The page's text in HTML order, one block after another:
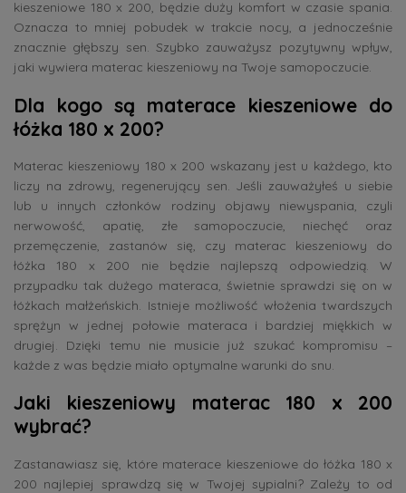
kieszeniowe 180 x 200, będzie duży komfort w czasie spania.
Oznacza to mniej pobudek w trakcie nocy, a jednocześnie
znacznie głębszy sen. Szybko zauważysz pozytywny wpływ,
jaki wywiera materac kieszeniowy na Twoje samopoczucie.
Dla kogo są materace kieszeniowe do
łóżka 180 x 200?
Materac kieszeniowy 180 x 200 wskazany jest u każdego, kto
liczy na zdrowy, regenerujący sen. Jeśli zauważyłeś u siebie
lub u innych członków rodziny objawy niewyspania, czyli
nerwowość, apatię, złe samopoczucie, niechęć oraz
przemęczenie, zastanów się, czy materac kieszeniowy do
łóżka 180 x 200 nie będzie najlepszą odpowiedzią. W
przypadku tak dużego materaca, świetnie sprawdzi się on w
łóżkach małżeńskich. Istnieje możliwość włożenia twardszych
sprężyn w jednej połowie materaca i bardziej miękkich w
drugiej. Dzięki temu nie musicie już szukać kompromisu –
każde z was będzie miało optymalne warunki do snu.
Jaki kieszeniowy materac 180 x 200
wybrać?
Zastanawiasz się, które materace kieszeniowe do łóżka 180 x
200 najlepiej sprawdzą się w Twojej sypialni? Zależy to od